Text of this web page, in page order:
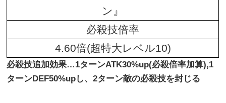
ン』
必殺技倍率
4.60倍(超特大レベル10)
必殺技追加効果…1ターンATK30%up(必殺倍率加算),1
ターンDEF50%upし、2ターン敵の必殺技を封じる